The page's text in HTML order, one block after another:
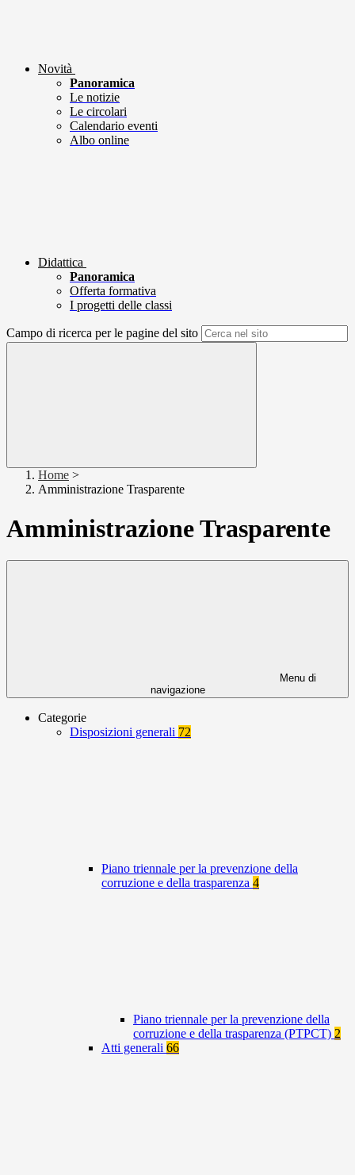
Novità
Panoramica
Le notizie
Le circolari
Calendario eventi
Albo online
Didattica
Panoramica
Offerta formativa
I progetti delle classi
Campo di ricerca per le pagine del sito
Home >
Amministrazione Trasparente
Amministrazione Trasparente
Menu di
navigazione
Categorie
Disposizioni generali 72
Piano triennale per la prevenzione della
corruzione e della trasparenza 4
Piano triennale per la prevenzione della
corruzione e della trasparenza (PTPCT) 2
Atti generali 66